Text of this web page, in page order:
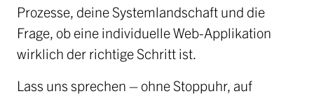
Prozesse, deine Systemlandschaft und die
Frage, ob eine individuelle Web-Applikation
wirklich der richtige Schritt ist.
Lass uns sprechen – ohne Stoppuhr, auf